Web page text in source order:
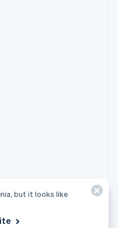
but it looks like